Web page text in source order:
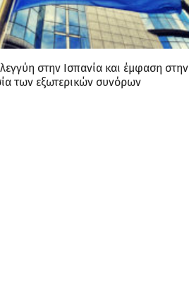
στην Ισπανία και έμφαση στην
των εξωτερικών συνόρων